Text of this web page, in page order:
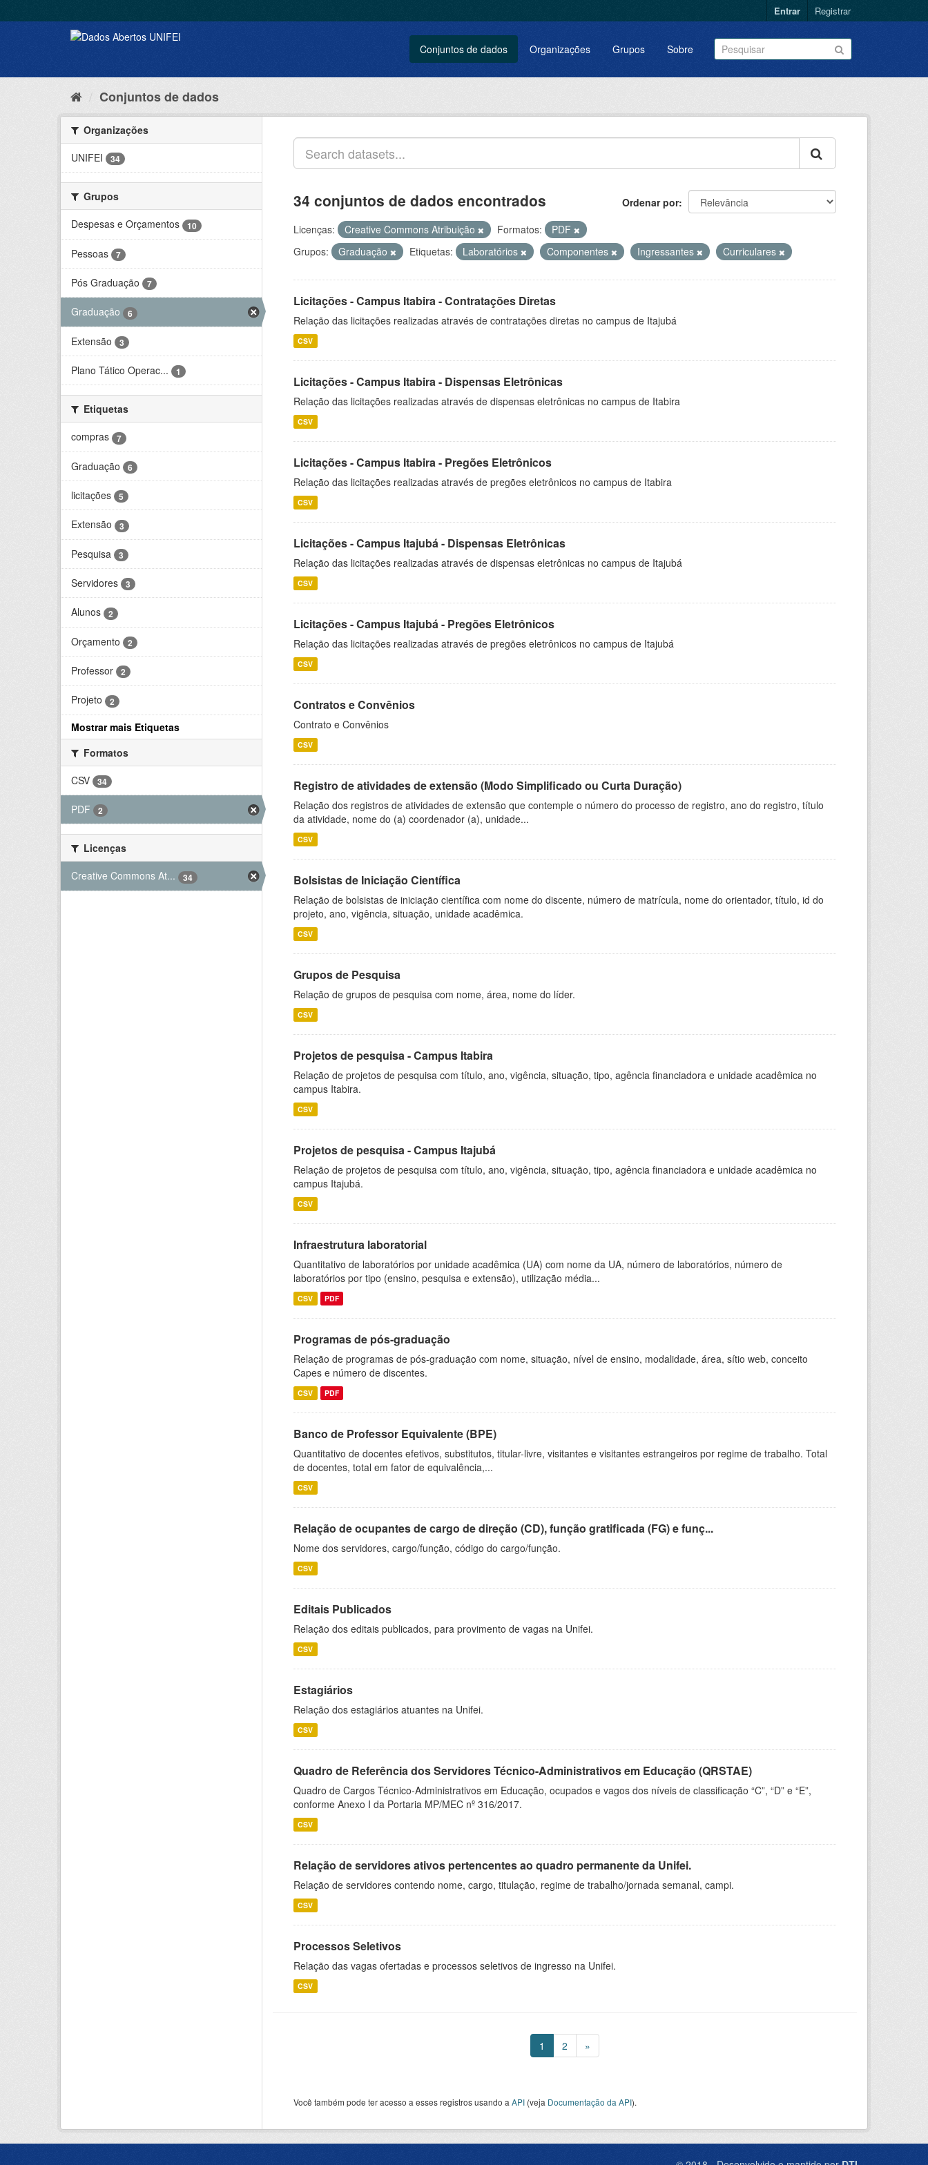
Entrar Registrar
Conjuntos de dados Organizações Grupos Sobre
Conjuntos de dados
Organizações
UNIFEI
34
Grupos
Despesas e Orçamentos
10
Pessoas 7
Pós Graduação 7
Graduação 6
Extensão 3
Plano Tático Operac... 1
Etiquetas
compras
7
Graduação 6
licitações 5
Extensão 3
Pesquisa 3
Servidores 3
Alunos 2
Orçamento 2
Professor 2
Projeto 2
Mostrar mais Etiquetas
Formatos
CSV
34
PDF 2
Licenças
Creative Commons At...
34
Ordenar por
34 conjuntos de dados encontrados
Licenças: Creative Commons Atribuição Formatos:
PDF
Grupos:
Graduação Etiquetas: Laboratórios Componentes Ingressantes Curriculares
Licitações - Campus Itabira - Contratações Diretas
Relação das licitações realizadas através de contratações diretas no campus de Itajubá
CSV
Licitações - Campus Itabira - Dispensas Eletrônicas
Relação das licitações realizadas através de dispensas eletrônicas no campus de Itabira
CSV
Licitações - Campus Itabira - Pregões Eletrônicos
Relação das licitações realizadas através de pregões eletrônicos no campus de Itabira
CSV
Licitações - Campus Itajubá - Dispensas Eletrônicas
Relação das licitações realizadas através de dispensas eletrônicas no campus de Itajubá
CSV
Licitações - Campus Itajubá - Pregões Eletrônicos
Relação das licitações realizadas através de pregões eletrônicos no campus de Itajubá
CSV
Contratos e Convênios
Contrato e Convênios
CSV
Registro de atividades de extensão (Modo Simplificado ou Curta Duração)
Relação dos registros de atividades de extensão que contemple o número do processo de registro, ano do registro, título
da atividade, nome do (a) coordenador (a), unidade...
CSV
Bolsistas de Iniciação Científica
Relação de bolsistas de iniciação científica com nome do discente, número de matrícula, nome do orientador, título, id do
projeto, ano, vigência, situação, unidade acadêmica.
CSV
Grupos de Pesquisa
Relação de grupos de pesquisa com nome, área, nome do líder.
CSV
Projetos de pesquisa - Campus Itabira
Relação de projetos de pesquisa com título, ano, vigência, situação, tipo, agência financiadora e unidade acadêmica no
campus Itabira.
CSV
Projetos de pesquisa - Campus Itajubá
Relação de projetos de pesquisa com título, ano, vigência, situação, tipo, agência financiadora e unidade acadêmica no
campus Itajubá.
CSV
Infraestrutura laboratorial
Quantitativo de laboratórios por unidade acadêmica (UA) com nome da UA, número de laboratórios, número de
laboratórios por tipo (ensino, pesquisa e extensão), utilização média...
CSV PDF
Programas de pós-graduação
Relação de programas de pós-graduação com nome, situação, nível de ensino, modalidade, área, sítio web, conceito
Capes e número de discentes.
CSV PDF
Banco de Professor Equivalente (BPE)
Quantitativo de docentes efetivos, substitutos, titular-livre, visitantes e visitantes estrangeiros por regime de trabalho. Total
de docentes, total em fator de equivalência,...
CSV
Relação de ocupantes de cargo de direção (CD), função gratificada (FG) e funç...
Nome dos servidores, cargo/função, código do cargo/função.
CSV
Editais Publicados
Relação dos editais publicados, para provimento de vagas na Unifei.
CSV
Estagiários
Relação dos estagiários atuantes na Unifei.
CSV
Quadro de Referência dos Servidores Técnico-Administrativos em Educação (QRSTAE)
Quadro de Cargos Técnico-Administrativos em Educação, ocupados e vagos dos níveis de classificação “C”, “D” e “E”,
conforme Anexo I da Portaria MP/MEC nº 316/2017.
CSV
Relação de servidores ativos pertencentes ao quadro permanente da Unifei.
Relação de servidores contendo nome, cargo, titulação, regime de trabalho/jornada semanal, campi.
CSV
Processos Seletivos
Relação das vagas ofertadas e processos seletivos de ingresso na Unifei.
CSV
1 2 »
Você também pode ter acesso a esses registros usando a API (veja Documentação da API).